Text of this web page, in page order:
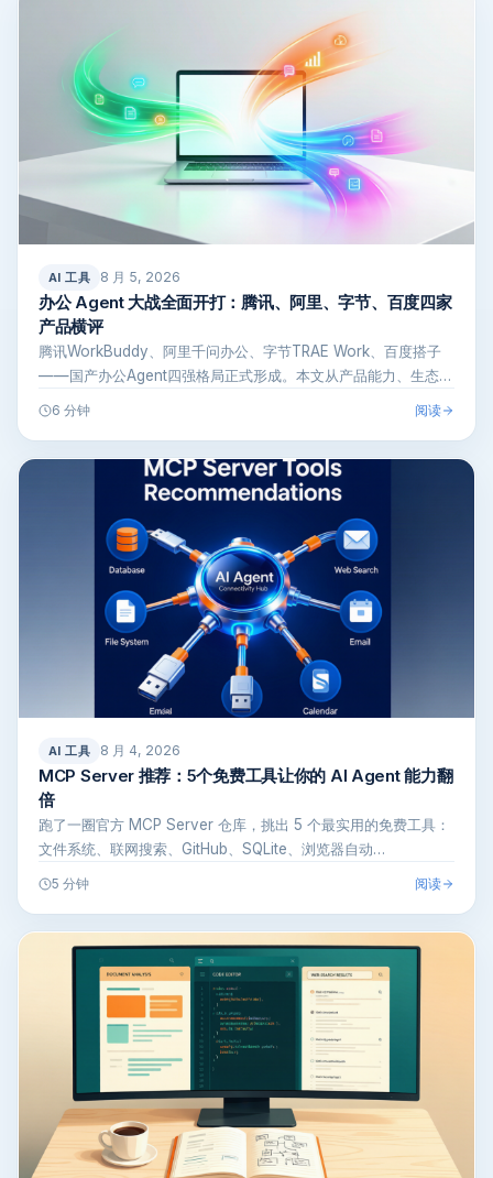
AI 工具 8 月 5, 2026
办公 Agent 大战全面开打：腾讯、阿里、字节、百度四家
产品横评
腾讯WorkBuddy、阿里千问办公、字节TRAE Work、百度搭子
——国产办公Agent四强格局正式形成。本文从产品能力、生态…
6 分钟 阅读
AI 工具 8 月 4, 2026
MCP Server 推荐：5个免费工具让你的 AI Agent 能力翻
倍
跑了一圈官方 MCP Server 仓库，挑出 5 个最实用的免费工具：
文件系统、联网搜索、GitHub、SQLite、浏览器自动…
5 分钟 阅读